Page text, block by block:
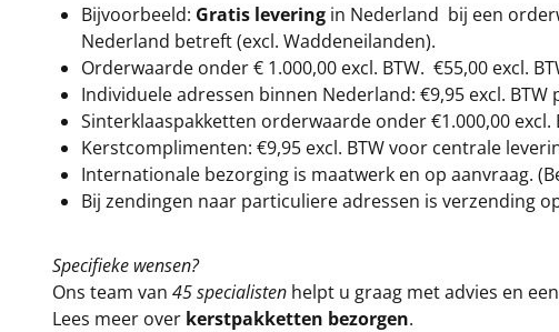
Bijvoorbeeld: Gratis levering in Nederland bij een
Nederland betreft (excl. Waddeneilanden).
Orderwaarde onder € 1.000,00 excl. BTW. €55,00 excl.
Individuele adressen binnen Nederland: €9,95 excl. BTW
Sinterklaaspakketten orderwaarde onder €1.000,00 excl.
Kerstcomplimenten: €9,95 excl. BTW voor centrale
Internationale bezorging is maatwerk en op aanvraag.
Bij zendingen naar particuliere adressen is verzending
Specifieke wensen?
Ons team van 45 specialisten helpt u graag met advies en
Lees meer over kerstpakketten bezorgen.